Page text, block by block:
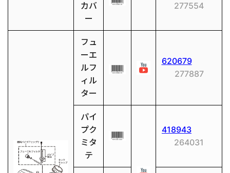
カバ
ー
277554
フュ
ーエ
ルフ
ィル
ター
620679
277887
パイ
プク
ミタ
テ
418943
264031